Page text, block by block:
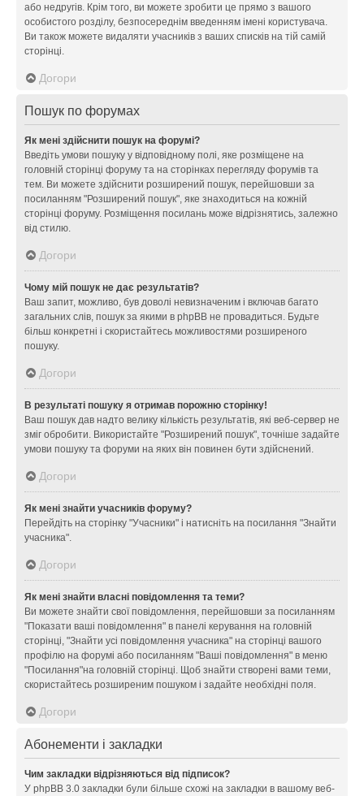
або недругів. Крім того, ви можете зробити це прямо з вашого
особистого розділу, безпосереднім введенням імені користувача.
Ви також можете видаляти учасників з ваших списків на тій самій
сторінці.
Догори
Пошук по форумах
Як мені здійснити пошук на форумі?
Введіть умови пошуку у відповідному полі, яке розміщене на
головній сторінці форуму та на сторінках перегляду форумів та
тем. Ви можете здійснити розширений пошук, перейшовши за
посиланням "Розширений пошук", яке знаходиться на кожній
сторінці форуму. Розміщення посилань може відрізнятись, залежно
від стилю.
Догори
Чому мій пошук не дає результатів?
Ваш запит, можливо, був доволі невизначеним і включав багато
загальних слів, пошук за якими в phpBB не провадиться. Будьте
більш конкретні і скористайтесь можливостями розширеного
пошуку.
Догори
В результаті пошуку я отримав порожню сторінку!
Ваш пошук дав надто велику кількість результатів, які веб-сервер не
зміг обробити. Використайте "Розширений пошук", точніше задайте
умови пошуку та форуми на яких він повинен бути здійснений.
Догори
Як мені знайти учасників форуму?
Перейдіть на сторінку "Учасники" і натисніть на посилання "Знайти
учасника".
Догори
Як мені знайти власні повідомлення та теми?
Ви можете знайти свої повідомлення, перейшовши за посиланням
"Показати ваші повідомлення" в панелі керування на головній
сторінці, "Знайти усі повідомлення учасника" на сторінці вашого
профілю на форумі або посиланням "Ваші повідомлення" в меню
"Посилання"на головній сторінці. Щоб знайти створені вами теми,
скористайтесь розширеним пошуком і задайте необхідні поля.
Догори
Абонементи і закладки
Чим закладки відрізняються від підписок?
У phpBB 3.0 закладки були більше схожі на закладки в вашому веб-